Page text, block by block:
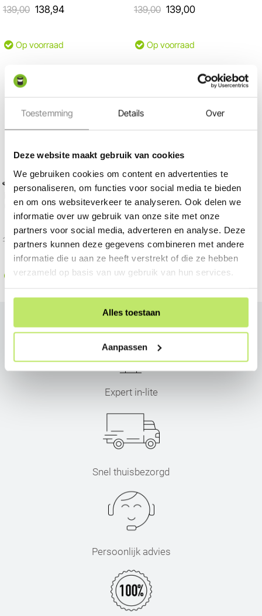
Toestemming Details Over
Deze website maakt gebruik van cookies
We gebruiken cookies om content en advertenties te
personaliseren, om functies voor social media te bieden
en om ons websiteverkeer te analyseren. Ook delen we
informatie over uw gebruik van onze site met onze
partners voor social media, adverteren en analyse. Deze
partners kunnen deze gegevens combineren met andere
informatie die u aan ze heeft verstrekt of die ze hebben
verzameld op basis van uw gebruik van hun services.
Alles toestaan
Aanpassen
139,00 138,94
Op voorraad
139,00 139,00
Op voorraad
in-lite | LIV Low Corten
(update)| Staande
Buitenlamp
12 Volt / 1,5 Watt
177,00 176,95
Op voorraad
Expert in-lite
Snel thuisbezorgd
Persoonlijk advies